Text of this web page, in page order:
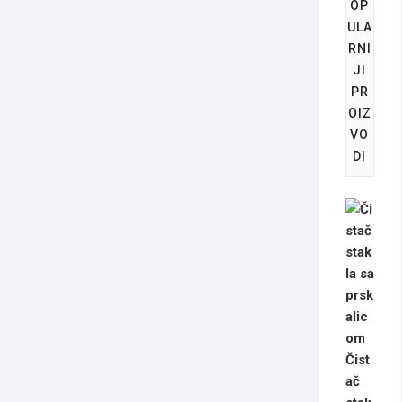
OP
ULA
RNI
JI
PR
OIZ
VO
DI
Čist
ač